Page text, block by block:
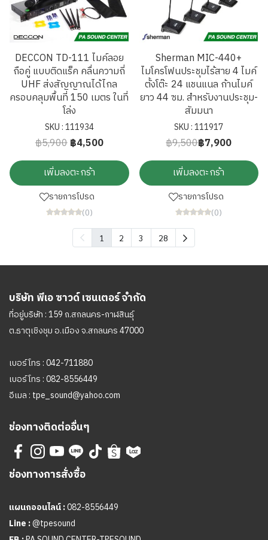
DECCON TD-111 ไมค์ลอย
ถือคู่ แบบติดแร็ค คลื่นความถี่
UHF ส่งสัญญาณได้ไกล
ครอบคลุมพื้นที่ 150 เมตร ในที่
โล่ง
SKU : 111934
฿5,900฿4,500
เพิ่มลงตะกร้า
รายการโปรด
(0)
Sherman MIC-440+
ไมโครโฟนประชุมไร้สาย 4 ไมค์
ตั้งโต๊ะ 24 แชนแนล ก้านไมค์
ยาว 44 ซม. สำหรับงานประชุม-
สัมมนา
SKU : 111917
฿9,500฿7,900
เพิ่มลงตะกร้า
รายการโปรด
(0)
1 2 3 28
บริษัท พีเอ ซาวด์ เซนเตอร์ จำกัด
ที่อยู่บริษัท : 159 ถ.สกลนคร-กาฬสินธุ์
ต.ธาตุเชิงชุม อ.เมือง จ.สกลนคร 47000
เบอร์โทร :042-711880
เบอร์โทร :082-8556449
อีเมล : tpe_sound@yahoo.com
ช่องทางติดต่ออื่นๆ
ช่องทางการสั่งซื้อ
แผนกออนไลน์ :082-8556449
Line :@tpesound